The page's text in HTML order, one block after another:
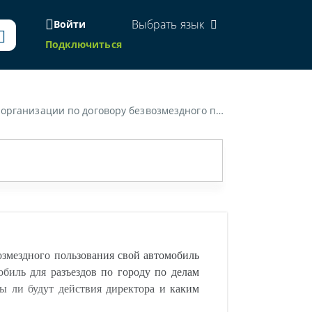
Войти
Подключиться
Выбрать язык
и заказчиками). Правомерны ли будут действия директора и каким образом необходимо учитывать пробег, расходы на топливо, техническое обслуживание авто?»
пользования свой автомобиль
для разъездов по городу по делам
ли будут действия директора и каким